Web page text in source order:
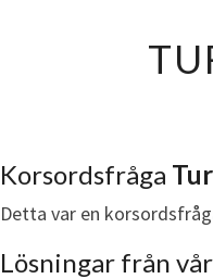
Korsordsfråga
Detta var en
Lösningar från